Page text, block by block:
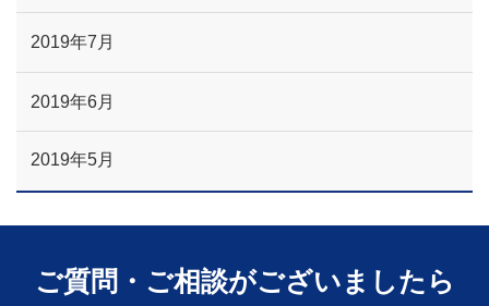
2019年7月
2019年6月
2019年5月
ご質問・ご相談がございましたら